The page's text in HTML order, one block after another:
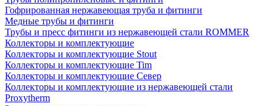
Гофрированная нержавеющая труба и фитинги
Медные трубы и фитинги
Трубы и пресс фитинги из нержавеющей стали ROMMER
Коллекторы и комплектующие
Коллекторы и комплектующие Stout
Коллекторы и комплектующие Tim
Коллекторы и комплектующие Север
Коллекторы и комплектующие из нержавеющей стали
Proxytherm